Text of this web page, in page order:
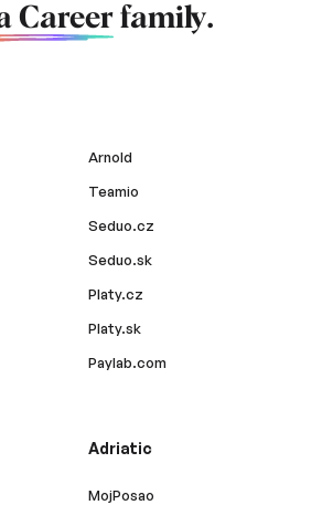
Career family.
Arnold
Teamio
Seduo.cz
Seduo.sk
Platy.cz
Platy.sk
Paylab.com
Adriatic
MojPosao